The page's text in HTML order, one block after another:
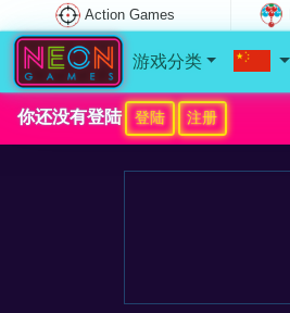
Action Games
游戏分类
你还没有登陆 登陆 注册